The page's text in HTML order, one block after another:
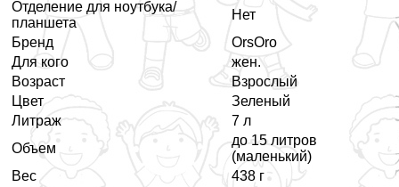
Отделение для ноутбука/
планшета
Нет
Бренд
OrsOro
Для кого
жен.
Возраст
Взрослый
Цвет
Зеленый
Литраж
7 л
Объем
до 15 литров
(маленький)
Вес
438 г